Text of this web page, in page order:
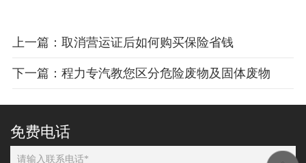
上一篇：取消营运证后如何购买保险省钱
下一篇：程力专汽教您区分危险废物及固体废物
免费电话